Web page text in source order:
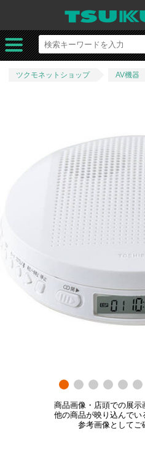
ツクモネットショップ AV機器
商品画像・店頭での展示
他の商品が映り込んでい
参考画像としてご